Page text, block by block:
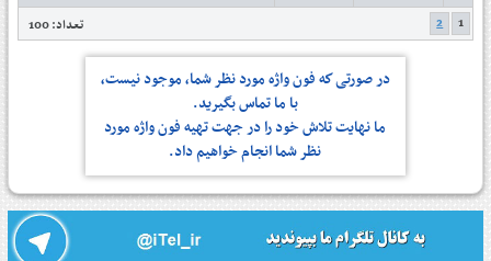
1
2 تعداد: 100
در صورتی كه فون واژه مورد نظر شما، موجود نیست،
با ما تماس بگیرید.
ما نهایت تلاش خود را در جهت تهیه فون واژه مورد
نظر شما انجام خواهیم داد.